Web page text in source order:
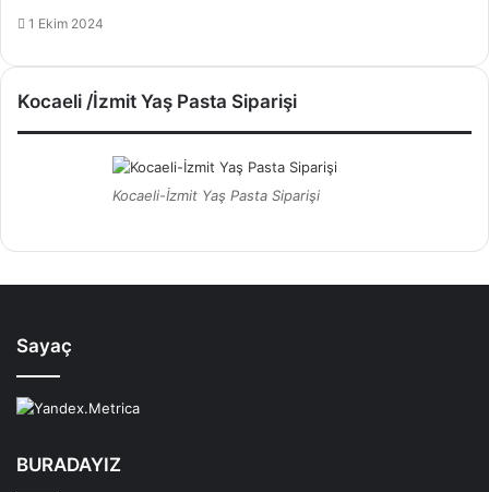
1 Ekim 2024
Kocaeli /İzmit Yaş Pasta Siparişi
Kocaeli-İzmit Yaş Pasta Siparişi
Sayaç
BURADAYIZ